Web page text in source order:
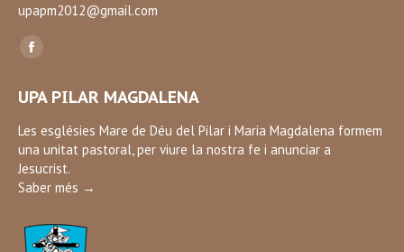
upapm2012@gmail.com
Find us on:
Facebook
opens
in
new
window
UPA PILAR MAGDALENA
Les esglésies Mare de Déu del Pilar i Maria Magdalena formem
una unitat pastoral, per viure la nostra fe i anunciar a
Jesucrist.
Saber més →